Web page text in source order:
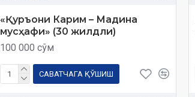
«Қуръони Карим – Мадина
мусҳафи» (30 жилдли)
100 000 сўм
САВАТЧАГА ҚЎШИШ